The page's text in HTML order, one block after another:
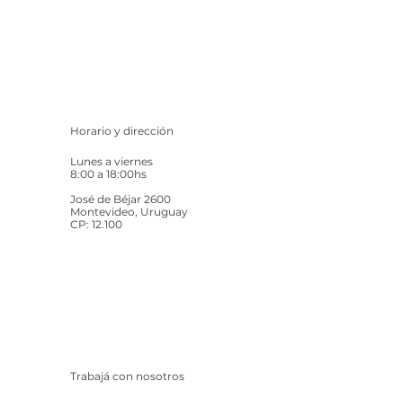
Horario y dirección
Lunes a viernes
8:00 a 18:00hs
José de Béjar 2600
Montevideo, Uruguay
CP: 12.100
Trabajá con nosotros